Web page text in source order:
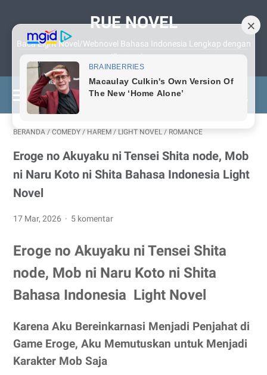
RUE NOVEL
Baca Light Novel/Webnovel Bahasa Indonesia Lengkap dengan
Illustrasinya
BERANDA / COMEDY / HAREM / LIGHT NOVEL / ROMANCE
Eroge no Akuyaku ni Tensei Shita node, Mob
ni Naru Koto ni Shita Bahasa Indonesia Light
Novel
17 Mar, 2026 5 komentar
Eroge no Akuyaku ni Tensei Shita
node, Mob ni Naru Koto ni Shita
Bahasa Indonesia Light Novel
Karena Aku Bereinkarnasi Menjadi Penjahat di
Game Eroge, Aku Memutuskan untuk Menjadi
Karakter Mob Saja